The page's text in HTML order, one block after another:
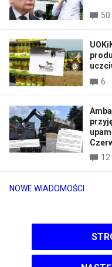
NOWE WIADOMOŚCI
50
6
12